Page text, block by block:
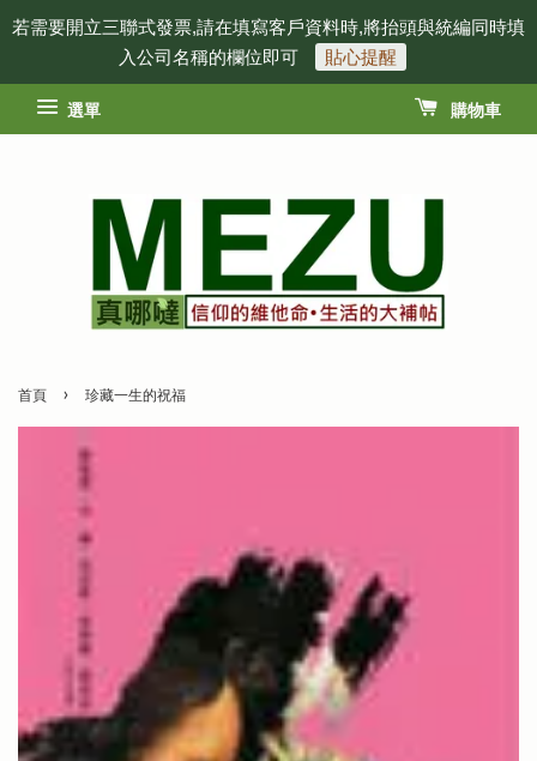
若需要開立三聯式發票,請在填寫客戶資料時,將抬頭與統編同時填
入公司名稱的欄位即可
貼心提醒
選單 購物車
首頁 › 珍藏一生的祝福